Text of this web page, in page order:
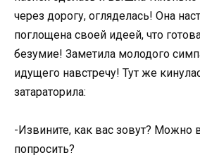
через дорогу, огляделась! Она
поглощена своей идеей, что
безумие! Заметила молодого
идущего навстречу! Тут же
затараторила:
-Извините, как вас зовут? Можно
попросить?